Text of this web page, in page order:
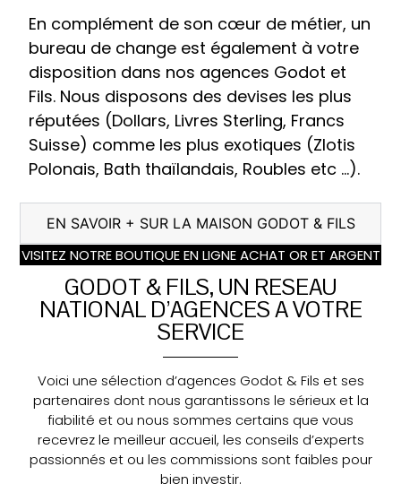
En complément de son cœur de métier, un
bureau de change est également à votre
disposition dans nos agences Godot et
Fils. Nous disposons des devises les plus
réputées (Dollars, Livres Sterling, Francs
Suisse) comme les plus exotiques (Zlotis
Polonais, Bath thaïlandais, Roubles etc …).
EN SAVOIR + SUR LA MAISON GODOT & FILS
VISITEZ NOTRE BOUTIQUE EN LIGNE ACHAT OR ET ARGENT
GODOT & FILS, UN RESEAU
NATIONAL D’AGENCES A VOTRE
SERVICE
Voici une sélection d’agences Godot & Fils et ses
partenaires dont nous garantissons le sérieux et la
fiabilité et ou nous sommes certains que vous
recevrez le meilleur accueil, les conseils d’experts
passionnés et ou les commissions sont faibles pour
bien investir.